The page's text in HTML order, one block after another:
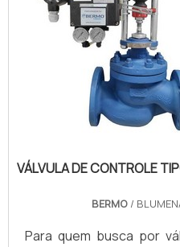
VÁLVULA DE CONTROLE
BERMO /
Para quem busca por